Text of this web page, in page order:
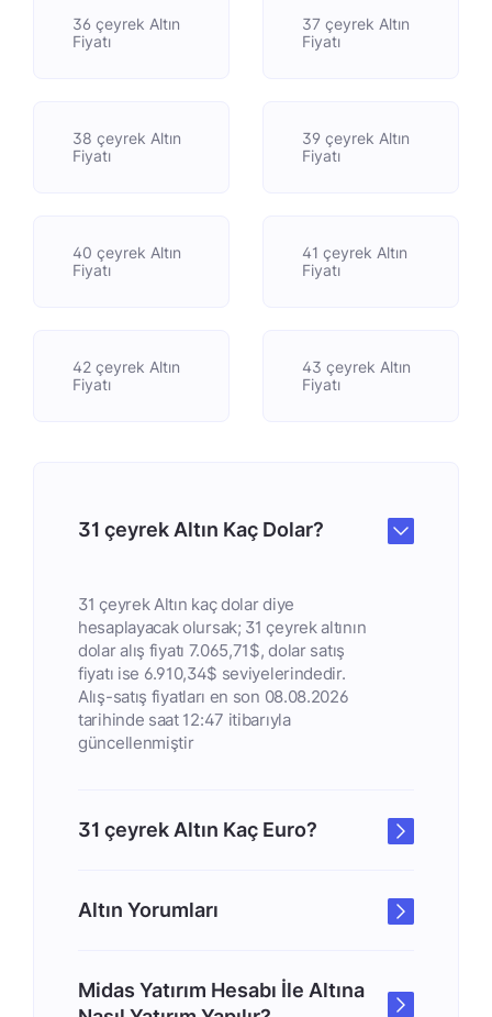
36 çeyrek Altın
Fiyatı
37 çeyrek Altın
Fiyatı
38 çeyrek Altın
Fiyatı
39 çeyrek Altın
Fiyatı
40 çeyrek Altın
Fiyatı
41 çeyrek Altın
Fiyatı
42 çeyrek Altın
Fiyatı
43 çeyrek Altın
Fiyatı
31 çeyrek Altın Kaç Dolar?
31 çeyrek Altın kaç dolar diye
hesaplayacak olursak; 31 çeyrek altının
dolar alış fiyatı 7.065,71$, dolar satış
fiyatı ise 6.910,34$ seviyelerindedir.
Alış-satış fiyatları en son 08.08.2026
tarihinde saat 12:47 itibarıyla
güncellenmiştir
31 çeyrek Altın Kaç Euro?
Altın Yorumları
Midas Yatırım Hesabı İle Altına